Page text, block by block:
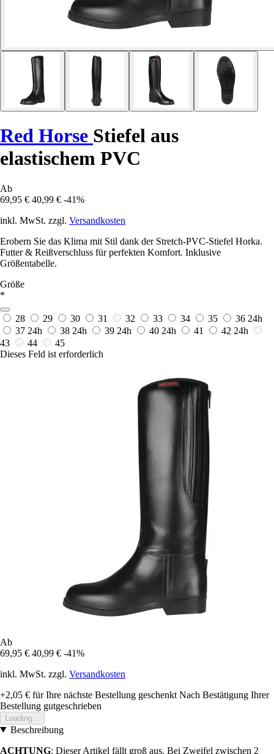
Red Horse Stiefel aus
elastischem PVC
Ab
69,95 € 40,99 € -41%
inkl. MwSt. zzgl. Versandkosten
Erobern Sie das Klima mit Stil dank der Stretch-PVC-Stiefel Horka.
Futter & Reißverschluss für perfekten Komfort. Inklusive
Größentabelle.
Größe
*
28 29 30 31 32 33 34 35 36 24h
37 24h 38 24h 39 24h 40 24h 41 42 24h
43
44
45
Dieses Feld ist erforderlich
Ab
69,95 € 40,99 € -41%
inkl. MwSt. zzgl. Versandkosten
+2,05 € für Ihre nächste Bestellung geschenkt Nach Bestätigung Ihrer
Bestellung gutgeschrieben
Loading...
Beschreibung
ACHTUNG: Dieser Artikel fällt groß aus. Bei Zweifel zwischen 2